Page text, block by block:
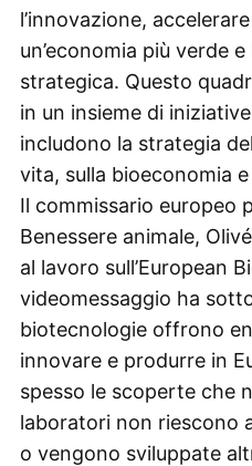
l’innovazione,
un’economia più verde e
strategica. Questo
in un insieme di
includono la strategia
vita, sulla bioeconomia
Il commissario europeo
Benessere animale,
al lavoro sull’European
videomessaggio ha
biotecnologie offrono
innovare e produrre in
spesso le scoperte che
laboratori non riescono
o vengono sviluppate